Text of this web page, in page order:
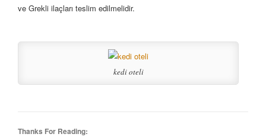
ve Grekli ilaçları teslim edilmelidir.
kedi oteli
Thanks For Reading: